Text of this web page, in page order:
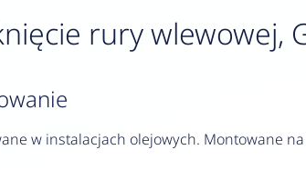
rury wlewowej,
w instalacjach olejowych. Montowane